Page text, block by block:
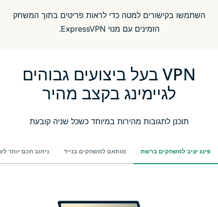
השתמשו בקישורים למטה כדי לראות פריטים בתוך המשחק
הזמינים עם מנוי ExpressVPN.
VPN בעל ביצועים גבוהים
לגיימינג בקצב מהיר
תוכנן לתגובות מהירות במיוחד כשכל שניה קובעת
פינג יציב למשחקים ברשת מותאם למשחקים בנייד ניתוב חכם יותר